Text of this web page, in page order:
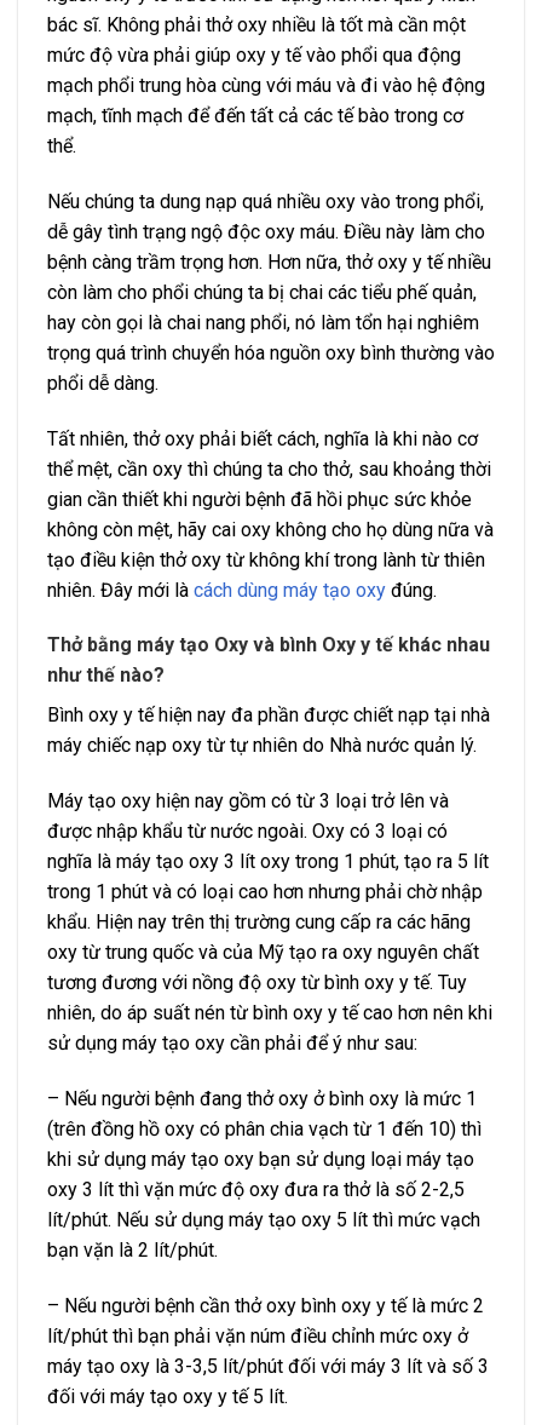
bác sĩ. Không phải thở oxy nhiều là tốt mà cần một
mức độ vừa phải giúp oxy y tế vào phổi qua động
mạch phổi trung hòa cùng với máu và đi vào hệ động
mạch, tĩnh mạch để đến tất cả các tế bào trong cơ
thể.
Nếu chúng ta dung nạp quá nhiều oxy vào trong phổi,
dễ gây tình trạng ngộ độc oxy máu. Điều này làm cho
bệnh càng trầm trọng hơn. Hơn nữa, thở oxy y tế nhiều
còn làm cho phổi chúng ta bị chai các tiểu phế quản,
hay còn gọi là chai nang phổi, nó làm tổn hại nghiêm
trọng quá trình chuyển hóa nguồn oxy bình thường vào
phổi dễ dàng.
Tất nhiên, thở oxy phải biết cách, nghĩa là khi nào cơ
thể mệt, cần oxy thì chúng ta cho thở, sau khoảng thời
gian cần thiết khi người bệnh đã hồi phục sức khỏe
không còn mệt, hãy cai oxy không cho họ dùng nữa và
tạo điều kiện thở oxy từ không khí trong lành từ thiên
nhiên. Đây mới là cách dùng máy tạo oxy đúng.
Thở bằng máy tạo Oxy và bình Oxy y tế khác nhau
như thế nào?
Bình oxy y tế hiện nay đa phần được chiết nạp tại nhà
máy chiếc nạp oxy từ tự nhiên do Nhà nước quản lý.
Máy tạo oxy hiện nay gồm có từ 3 loại trở lên và
được nhập khẩu từ nước ngoài. Oxy có 3 loại có
nghĩa là máy tạo oxy 3 lít oxy trong 1 phút, tạo ra 5 lít
trong 1 phút và có loại cao hơn nhưng phải chờ nhập
khẩu. Hiện nay trên thị trường cung cấp ra các hãng
oxy từ trung quốc và của Mỹ tạo ra oxy nguyên chất
tương đương với nồng độ oxy từ bình oxy y tế. Tuy
nhiên, do áp suất nén từ bình oxy y tế cao hơn nên khi
sử dụng máy tạo oxy cần phải để ý như sau:
– Nếu người bệnh đang thở oxy ở bình oxy là mức 1
(trên đồng hồ oxy có phân chia vạch từ 1 đến 10) thì
khi sử dụng máy tạo oxy bạn sử dụng loại máy tạo
oxy 3 lít thì vặn mức độ oxy đưa ra thở là số 2-2,5
lít/phút. Nếu sử dụng máy tạo oxy 5 lít thì mức vạch
bạn vặn là 2 lít/phút.
– Nếu người bệnh cần thở oxy bình oxy y tế là mức 2
lít/phút thì bạn phải vặn núm điều chỉnh mức oxy ở
máy tạo oxy là 3-3,5 lít/phút đối với máy 3 lít và số 3
đối với máy tạo oxy y tế 5 lít.